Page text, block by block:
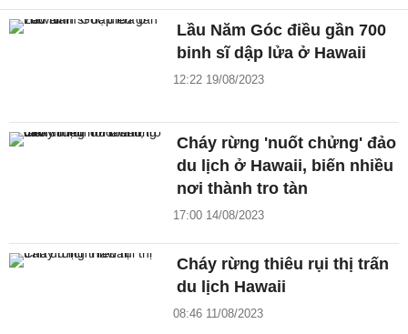
Lầu Năm Góc điều gần 700
binh sĩ dập lửa ở Hawaii
12:22 19/08/2023
Cháy rừng 'nuốt chửng' đảo
du lịch ở Hawaii, biến nhiều
nơi thành tro tàn
17:00 14/08/2023
Cháy rừng thiêu rụi thị trấn
du lịch Hawaii
08:46 11/08/2023